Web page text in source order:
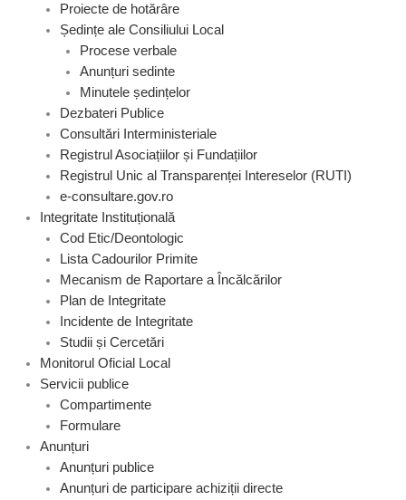
Proiecte de hotărâre
Ședințe ale Consiliului Local
Procese verbale
Anunțuri sedinte
Minutele ședințelor
Dezbateri Publice
Consultări Interministeriale
Registrul Asociațiilor și Fundațiilor
Registrul Unic al Transparenței Intereselor (RUTI)
e-consultare.gov.ro
Integritate Instituțională
Cod Etic/Deontologic
Lista Cadourilor Primite
Mecanism de Raportare a Încălcărilor
Plan de Integritate
Incidente de Integritate
Studii și Cercetări
Monitorul Oficial Local
Servicii publice
Compartimente
Formulare
Anunțuri
Anunțuri publice
Anunțuri de participare achiziții directe